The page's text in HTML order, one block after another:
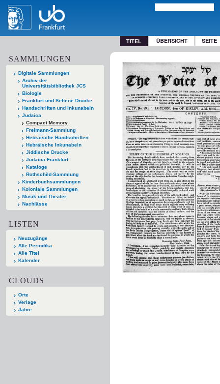
TITEL ÜBERSICHT SEITE
SAMMLUNGEN
Digitale Sammlungen
Archiv der
Universitätsbibliothek JCS
Biologie
Frankfurt und Seltene Drucke
Handschriften und Inkunabeln
Judaica
Compact Memory
Freimann-Sammlung
Hebräische Handschriften
Hebräische Inkunabeln
Jiddische Drucke
Judaica Frankfurt
Kataloge
Rothschild-Sammlung
Kinderbuchsammlungen
Koloniale Sammlungen
Musik und Theater
Nachlässe
LISTEN
Neuzugänge
Alle Periodika
Alle Titel
Kalender
CLOUDS
Orte
Verlage
Jahre